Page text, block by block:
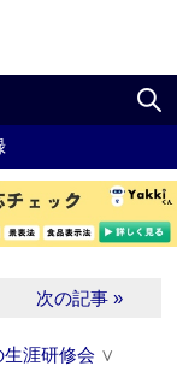
次の記事 »
涯研修会 ∨